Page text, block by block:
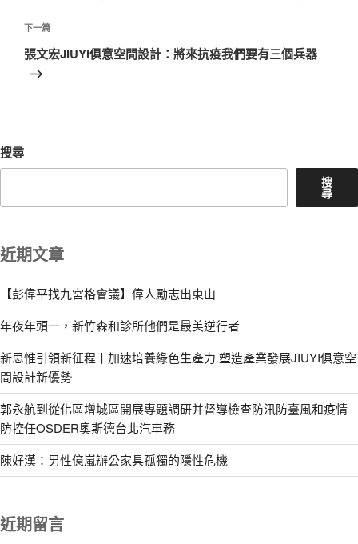
覽
文
章
下
一
下一篇
張文宏JIUYI俱意空間設計：將來抗疫我們要有三個兵器
搜尋
搜
尋
近期文章
【彭偉平找九宮格會議】偉人勵志出東山
年夜年頭一，新竹森和診所他們是最美逆行者
新思惟引領新征程丨加速培養綠色生產力 塑造產業發展JIUYI俱意空
間設計新優勢
郭永航到從化區增城區開展專題調研并督導檢查防汛防臺風和疫情
防控任OSDER奧斯德台北汽車務
陳好漢：男性億嵐辦公家具孤獨的隱性危機
近期留言